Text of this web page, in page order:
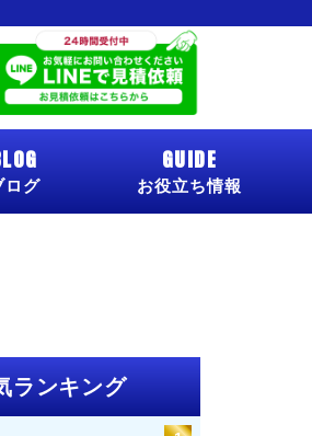
ログ
GUIDE
お役立ち情報
ランキング